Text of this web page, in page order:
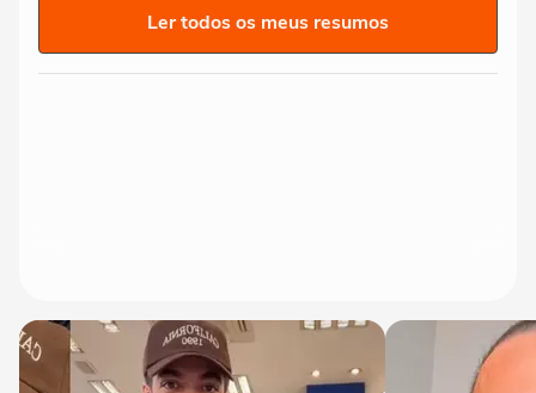
Ler todos os meus resumos